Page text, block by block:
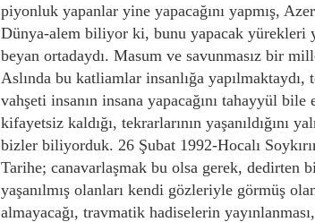
piyonluk yapanlar yine yapacağını yapmış,
Dünya-alem biliyor ki, bunu yapacak yürekleri
beyan ortadaydı. Masum ve savunmasız bir
Aslında bu katliamlar insanlığa
vahşeti insanın insana yapacağını tahayyül
kifayetsiz kaldığı, tekrarlarının yaşanıldığını
bizler biliyorduk. 26 Şubat 1992-Hocalı
Tarihe; canavarlaşmak bu olsa gerek, dedirten
yaşanılmış olanları kendi gözleriyle görmüş
almayacağı, travmatik hadiselerin